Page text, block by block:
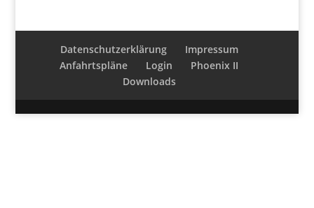
Datenschutzerklärung
Impressum
Anfahrtspläne
Login
Phoenix II
Downloads